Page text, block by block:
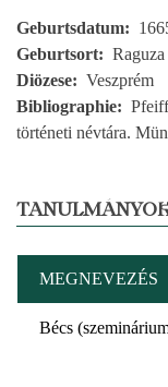
Geburtsdatum
Geburtsort
Raguza
Diözese
Veszprém
Bibliographie
történeti névtára.
MEGNEVEZÉS
Bécs